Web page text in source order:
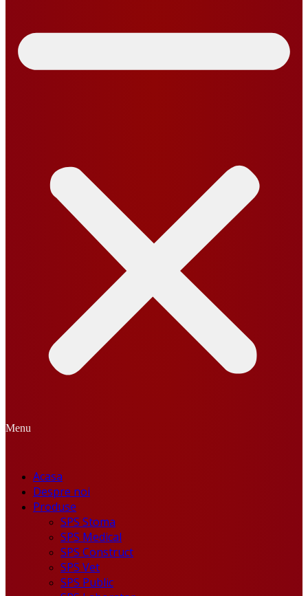
Menu
Acasa
Despre noi
Produse
SPS Stoma
SPS Medical
SPS Construct
SPS Vet
SPS Public